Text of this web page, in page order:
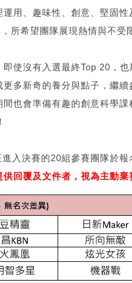
用、趣味性、創意、堅固
所希望團隊展現熱情與不受
使沒有入選最終Top 20，
多新奇的養分與點子，繼
也會準備有趣的創意科學
入決賽的20組參賽團隊於
回覆及文件者，視為主動棄